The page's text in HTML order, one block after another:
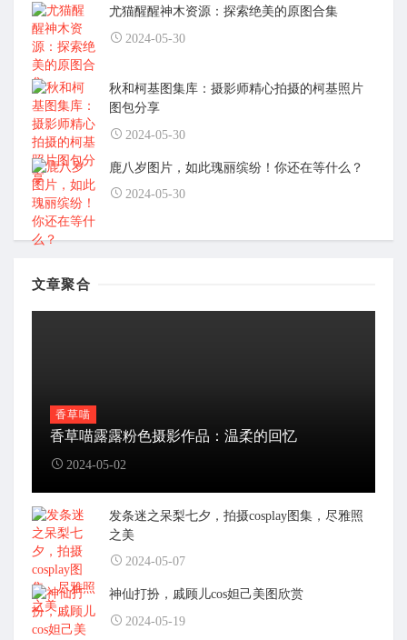
尤猫醒醒神木资源：探索绝美的原图合集
2024-05-30
秋和柯基图集库：摄影师精心拍摄的柯基照片
图包分享
2024-05-30
鹿八岁图片，如此瑰丽缤纷！你还在等什么？
2024-05-30
文章聚合
香草喵
香草喵露露粉色摄影作品：温柔的回忆
2024-05-02
发条迷之呆梨七夕，拍摄cosplay图集，尽雅照
之美
2024-05-07
神仙打扮，戚顾儿cos妲己美图欣赏
2024-05-19